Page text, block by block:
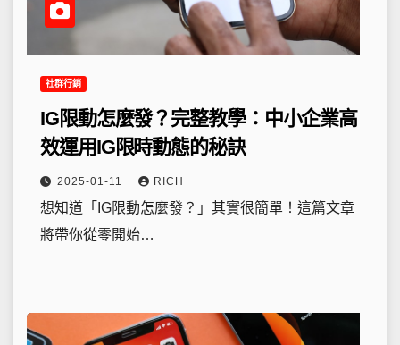
社群行銷
IG限動怎麼發？完整教學：中小企業高
效運用IG限時動態的秘訣
2025-01-11 RICH
想知道「IG限動怎麼發？」其實很簡單！這篇文章
將帶你從零開始…